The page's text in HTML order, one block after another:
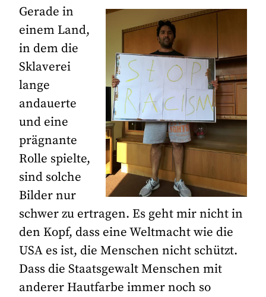
Gerade in
einem Land,
in dem die
Sklaverei
lange
andauerte
und eine
prägnante
Rolle spielte,
sind solche
Bilder nur
schwer zu ertragen. Es geht mir nicht in
den Kopf, dass eine Weltmacht wie die
USA es ist, die Menschen nicht schützt.
Dass die Staatsgewalt Menschen mit
anderer Hautfarbe immer noch so